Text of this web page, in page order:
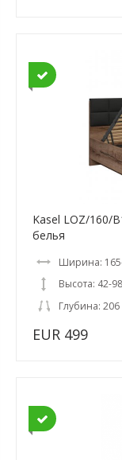
Kasel LOZ/160/
белья
Ширина:
Высота: 42-
Глубина: 206
EUR 499